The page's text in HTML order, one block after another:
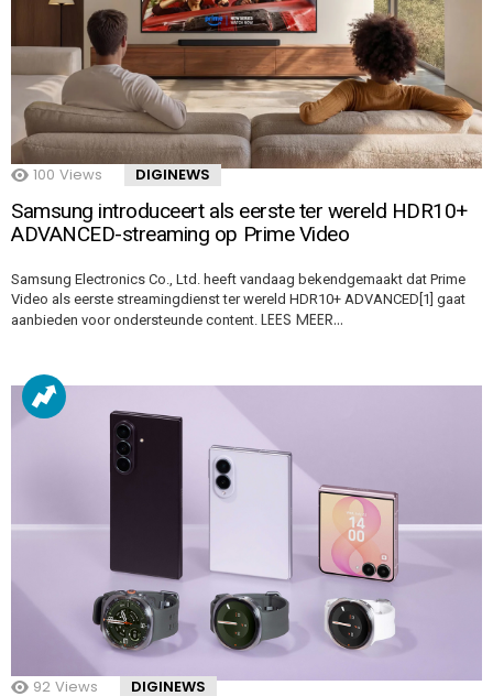
100 Views DIGINEWS
Samsung introduceert als eerste ter wereld HDR10+
ADVANCED-streaming op Prime Video
Samsung Electronics Co., Ltd. heeft vandaag bekendgemaakt dat Prime
Video als eerste streamingdienst ter wereld HDR10+ ADVANCED[1] gaat
aanbieden voor ondersteunde content. LEES MEER…
92 Views DIGINEWS